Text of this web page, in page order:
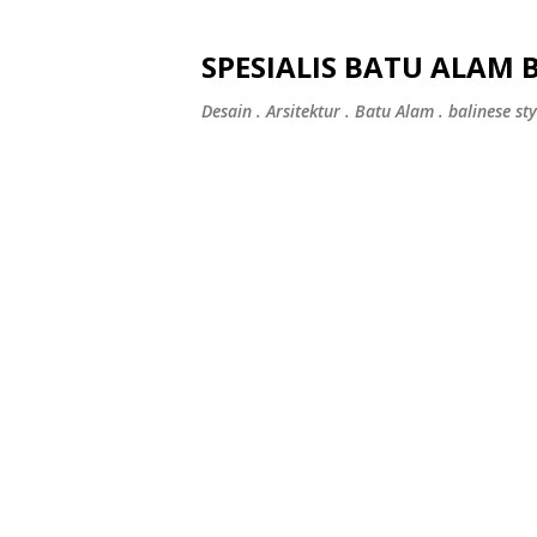
SPESIALIS BATU ALAM
Desain . Arsitektur . Batu Alam . balinese